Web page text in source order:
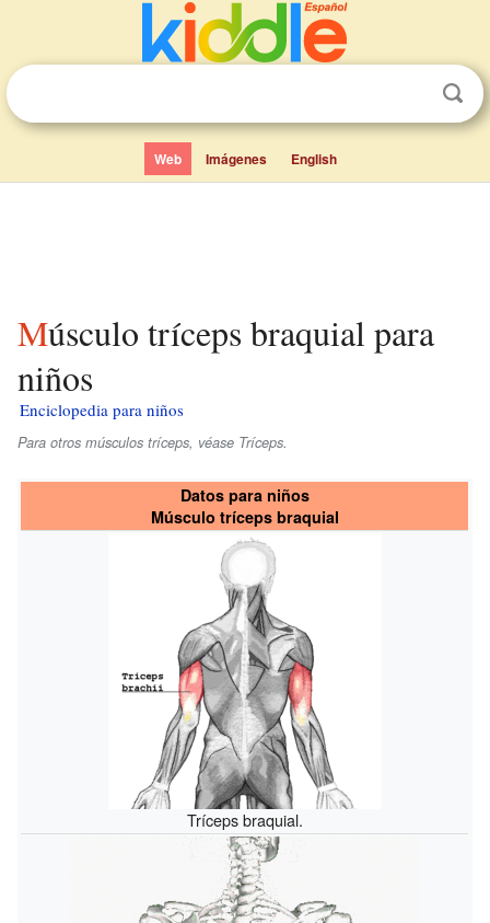
Web Imágenes English
Músculo tríceps braquial para
niños
Enciclopedia para niños
Para otros músculos tríceps, véase Tríceps.
Datos para niños
Músculo tríceps braquial
Tríceps braquial.